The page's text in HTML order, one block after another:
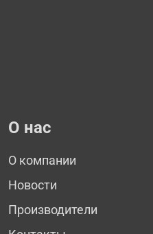
О нас
О компании
Новости
Производители